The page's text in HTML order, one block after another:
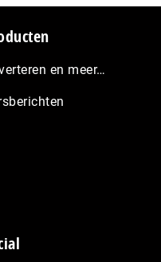
en meer…